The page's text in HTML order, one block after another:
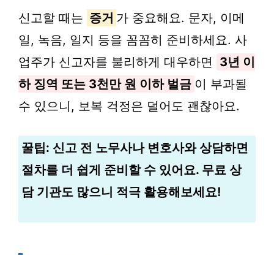
신고할 때는 증거 가 중요해요. 문자, 이메
일, 녹음, 일지 등을 꼼꼼히 준비하세요. 사
업주가 신고자를 불리하게 대우하면
3년 이
하 징역 또는 3천만 원 이하 벌금 이 부과될
수 있으니, 보복 걱정은 덜어도 괜찮아요.
꿀팁: 신고 전 노무사나 변호사와 상담하면
절차를 더 쉽게 준비할 수 있어요. 무료 상
담 기관도 많으니 적극 활용해보세요!